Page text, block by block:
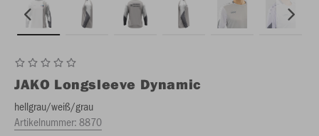
JAKO Longsleeve Dynamic
hellgrau/weiß/grau
Artikelnummer:8870